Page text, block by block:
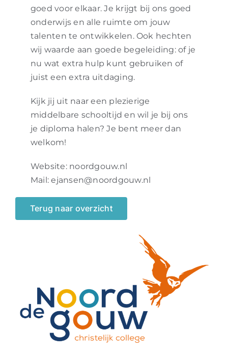
goed voor elkaar. Je krijgt bij ons goed
onderwijs en alle ruimte om jouw
talenten te ontwikkelen. Ook hechten
wij waarde aan goede begeleiding: of je
nu wat extra hulp kunt gebruiken of
juist een extra uitdaging.
Kijk jij uit naar een plezierige
middelbare schooltijd en wil je bij ons
je diploma halen? Je bent meer dan
welkom!
Website: noordgouw.nl
Mail:ejansen@noordgouw.nl
Terug naar overzicht